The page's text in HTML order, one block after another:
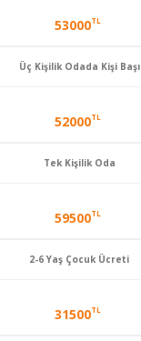
53000TL
Üç Kişilik Odada Kişi Başı
52000TL
Tek Kişilik Oda
59500TL
2-6 Yaş Çocuk Ücreti
31500TL